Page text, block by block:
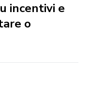
incentivi e
o